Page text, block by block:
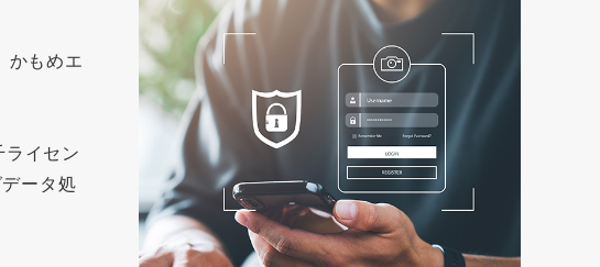
かもめエ
イセン
ータ処